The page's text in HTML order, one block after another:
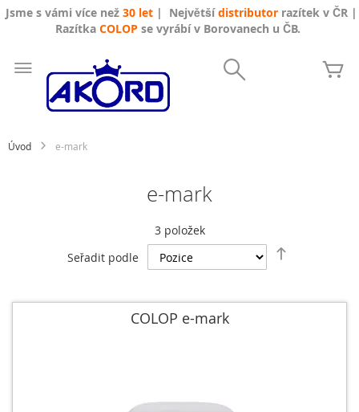
Jsme s vámi více než 30 let| Největšídistributorrazítek v ČR |
Razítka COLOP se vyrábí v Borovanech u ČB.
Úvod e-mark
e-mark
3položek
Seřadit podle
COLOP e-mark